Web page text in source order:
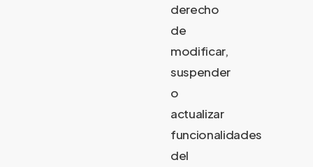
derecho
de
modificar,
suspender
o
actualizar
funcionalidades
del